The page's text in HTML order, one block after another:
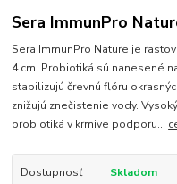
Sera ImmunPro
Sera ImmunPro Nature je
4 cm. Probiotiká sú nanesené
stabilizujú črevnú flóru
znižujú znečistenie vody.
probiotiká v krmive podporu...
Dostupnosť Skladom